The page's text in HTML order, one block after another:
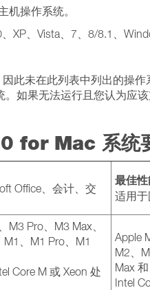
机操作系统。
XP、Vista、7、8/8.1、
因此未在此列表中列出的操
。如果无法运行且您认为应
for Mac 系统
Office、会计、交
最佳
适用
M3 Pro、M3 Max、
、M1 Pro、M1
Core M 或 Xeon 处
Apple
M2、
Max
Intel